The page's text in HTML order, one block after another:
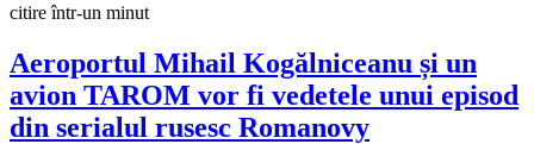
citire într-un minut
Aeroportul Mihail Kogălniceanu și un
avion TAROM vor fi vedetele unui episod
din serialul rusesc Romanovy